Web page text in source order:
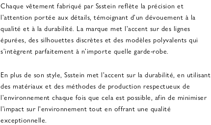
Chaque vêtement fabriqué par Ssstein reflète la précision et
l'attention portée aux détails, témoignant d'un dévouement à la
qualité et à la durabilité. La marque met l'accent sur des lignes
épurées, des silhouettes discrètes et des modèles polyvalents qui
s'intègrent parfaitement à n'importe quelle garde-robe.
En plus de son style, Ssstein met l'accent sur la durabilité, en utilisant
des matériaux et des méthodes de production respectueux de
l'environnement chaque fois que cela est possible, afin de minimiser
l'impact sur l'environnement tout en offrant une qualité
exceptionnelle.